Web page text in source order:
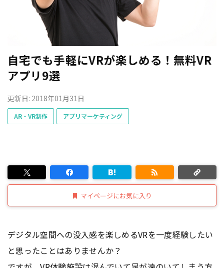
自宅でも手軽にVRが楽しめる！無料VR
アプリ9選
更新日: 2018年01月31日
AR・VR制作 アプリマーケティング
マイページにお気に入り
デジタル空間への没入感を楽しめるVRを一度経験したい
と思ったことはありませんか？